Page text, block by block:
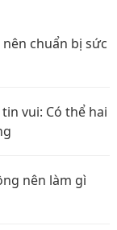
chuẩn bị sức
vui: Có thể hai
nên làm gì